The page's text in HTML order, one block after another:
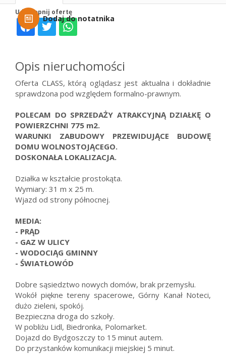
Dodaj do notatnika
Udostępnij ofertę
Opis nieruchomości
Oferta CLASS, którą oglądasz jest aktualna i dokładnie
sprawdzona pod względem formalno-prawnym.
POLECAM DO SPRZEDAŻY ATRAKCYJNĄ DZIAŁKĘ O
POWIERZCHNI 775 m2.
WARUNKI ZABUDOWY PRZEWIDUJĄCE BUDOWĘ
DOMU WOLNOSTOJĄCEGO.
DOSKONAŁA LOKALIZACJA.
Działka w kształcie prostokąta.
Wymiary: 31 m x 25 m.
Wjazd od strony północnej.
MEDIA:
- PRĄD
- GAZ W ULICY
- WODOCIĄG GMINNY
- ŚWIATŁOWÓD
Dobre sąsiedztwo nowych domów, brak przemysłu.
Wokół piękne tereny spacerowe, Górny Kanał Noteci,
dużo zieleni, spokój.
Bezpieczna droga do szkoły.
W pobliżu Lidl, Biedronka, Polomarket.
Dojazd do Bydgoszczy to 15 minut autem.
Do przystanków komunikacji miejskiej 5 minut.